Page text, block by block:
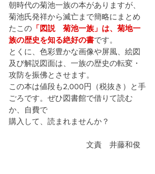
朝時代の菊池一族の本がありますが、
菊池氏発祥から滅亡まで簡略にまとめ
たこの 「図説　菊池一族」は、菊地一
族の歴史を知る絶好の書です。
とくに、色彩豊かな画像や屏風、絵図
及び解説図面は、一族の歴史の転変・
攻防を振佛とさせます。
この本は値段も2,000円（税抜き）と手
ごろです。ぜひ図書館で借りて読む
か、自費で
購入して、読まれませんか？
文責　井藤和俊